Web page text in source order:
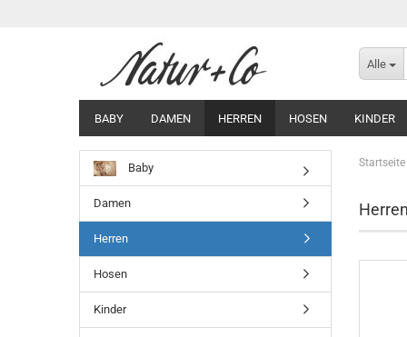
Alle
BABY DAMEN HERREN HOSEN KINDER
Startseite
Baby
Damen
Herren
Hosen
Kinder